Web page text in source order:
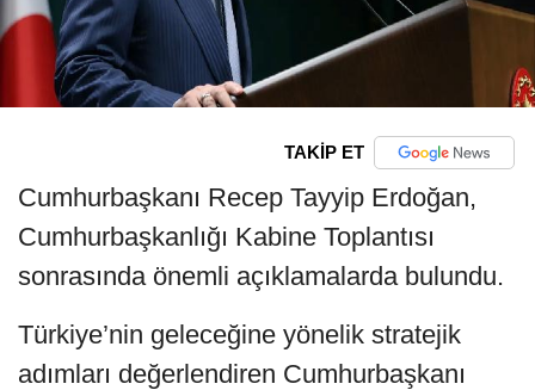
TAKİP ET
Cumhurbaşkanı Recep Tayyip Erdoğan,
Cumhurbaşkanlığı Kabine Toplantısı
sonrasında önemli açıklamalarda bulundu.
Türkiye’nin geleceğine yönelik stratejik
adımları değerlendiren Cumhurbaşkanı